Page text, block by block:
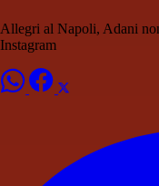
Allegri al Napoli, Adani
Instagram